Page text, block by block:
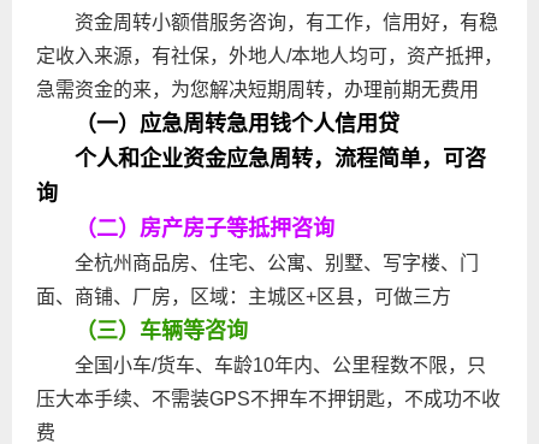
资金周转小额借服务咨询，有工作，信用好，有稳
定收入来源，有社保，外地人/本地人均可，资产抵押，
急需资金的来，为您解决短期周转，办理前期无费用
（一）应急周转急用钱个人信用贷
个人和企业资金应急周转，流程简单，可咨
询
（二）房产房子等抵押咨询
全杭州商品房、住宅、公寓、别墅、写字楼、门
面、商铺、厂房，区域：主城区+区县，可做三方
（三）车辆等咨询
全国小车/货车、车龄10年内、公里程数不限，只
压大本手续、不需装GPS不押车不押钥匙，不成功不收
费